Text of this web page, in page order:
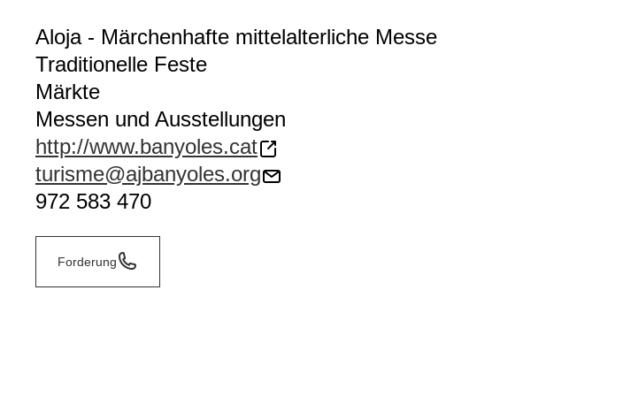
Aloja - Märchenhafte mittelalterliche Messe
Traditionelle Feste
Märkte
Messen und Ausstellungen
http://www.banyoles.cat
turisme@ajbanyoles.org
972 583 470
Forderung